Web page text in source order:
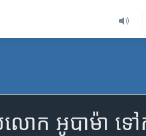
ស់​លោក អូបាម៉ា ទ